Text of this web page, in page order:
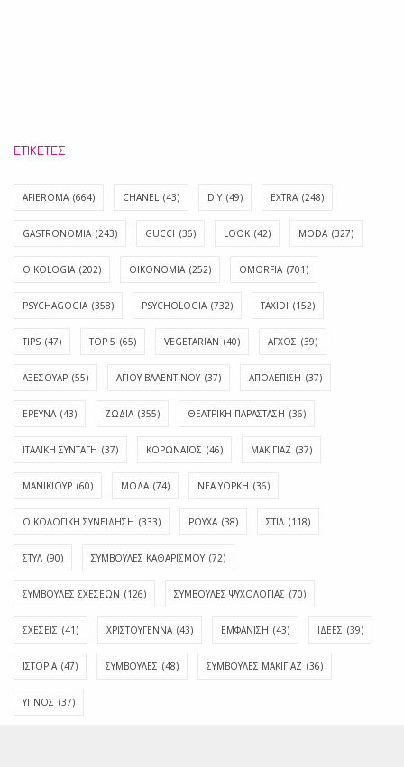
ΕΤΙΚΈΤΕΣ
AFIEROMA (664) CHANEL (43) DIY (49) EXTRA (248)
GASTRONOMIA (243) GUCCI (36) LOOK (42) MODA (327)
OIKOLOGIA (202) OIKONOMIA (252) OMORFIA (701)
PSYCHAGOGIA (358) PSYCHOLOGIA (732) TAXIDI (152)
TIPS (47) TOP 5 (65) VEGETARIAN (40) ΑΓΧΟΣ (39)
ΑΞΕΣΟΥΑΡ (55) ΑΓΊΟΥ ΒΑΛΕΝΤΊΝΟΥ (37) ΑΠΟΛΈΠΙΣΗ (37)
ΕΡΕΥΝΑ (43) ΖΩΔΙΑ (355) ΘΕΑΤΡΙΚΗ ΠΑΡΑΣΤΑΣΗ (36)
ΙΤΑΛΙΚΗ ΣΥΝΤΑΓΗ (37) ΚΟΡΩΝΑΪΟΣ (46) ΜΑΚΙΓΙΑΖ (37)
ΜΑΝΙΚΙΟΥΡ (60) ΜΟΔΑ (74) ΝΕΑ ΥΟΡΚΗ (36)
ΟΙΚΟΛΟΓΙΚΗ ΣΥΝΕΙΔΗΣΗ (333) ΡΟΥΧΑ (38) ΣΤΙΛ (118)
ΣΤΥΛ (90) ΣΥΜΒΟΥΛΕΣ ΚΑΘΑΡΙΣΜΟΥ (72)
ΣΥΜΒΟΥΛΕΣ ΣΧΕΣΕΩΝ (126) ΣΥΜΒΟΥΛΕΣ ΨΥΧΟΛΟΓΙΑΣ (70)
ΣΧΕΣΕΙΣ (41) ΧΡΙΣΤΟΥΓΕΝΝΑ (43) ΕΜΦΆΝΙΣΗ (43) ΙΔΈΕΣ (39)
ΙΣΤΟΡΊΑ (47) ΣΥΜΒΟΥΛΈΣ (48) ΣΥΜΒΟΥΛΈΣ ΜΑΚΙΓΙΆΖ (36)
ΎΠΝΟΣ (37)